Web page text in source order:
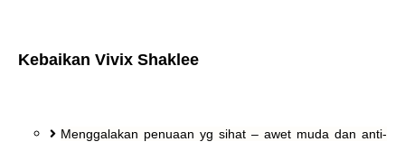
Kebaikan Vivix Shaklee
Menggalakan penuaan yg sihat – awet muda dan anti-